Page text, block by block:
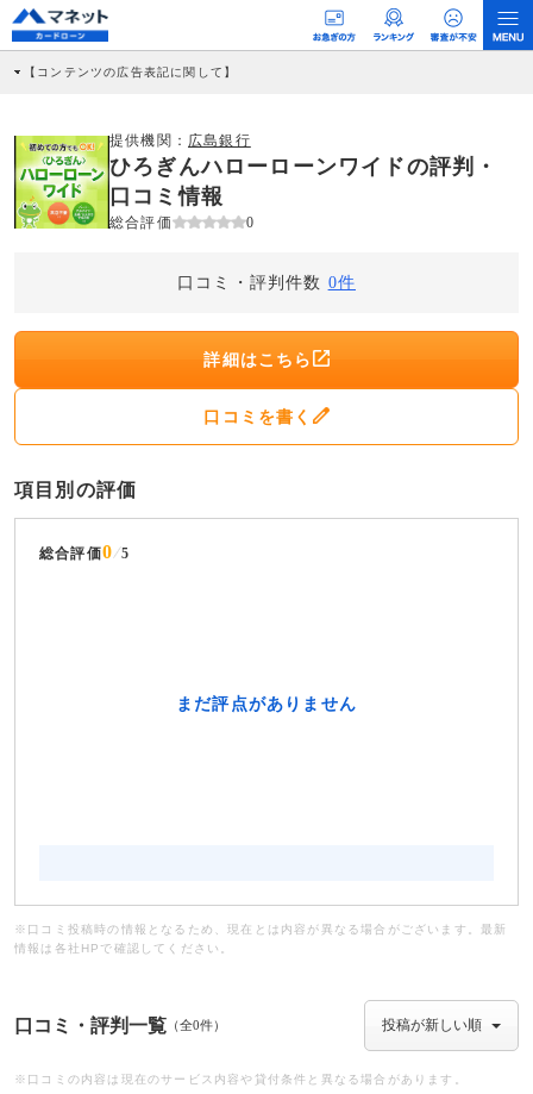
【コンテンツの広告表記に関して】
商品を根拠なくPRするものではなく、当編集部の調査／ユーザーへの口コミ収集な
どに基づき、公平性を担保した情報提供を行っています。
>提携企業一覧
提供機関： 広島銀行
ひろぎんハローローンワイドの評判・
口コミ情報
総合評価 0
口コミ・評判件数 0件
詳細はこちら
口コミを書く
項目別の評価
総合評価0 5
※口コミ投稿時の情報となるため、現在とは内容が異なる場合がございます。最新
情報は各社HPで確認してください。
口コミ・評判一覧 （全0件）
※口コミの内容は現在のサービス内容や貸付条件と異なる場合があります。